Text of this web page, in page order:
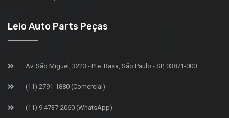
Lelo Auto Parts Peças
Av. São Miguel, 3223 - Pte. Rasa, São Paulo - SP, 03871-000
(11) 2791-1880 (Comercial)
(11) 9.4737-2060 (WhatsApp)